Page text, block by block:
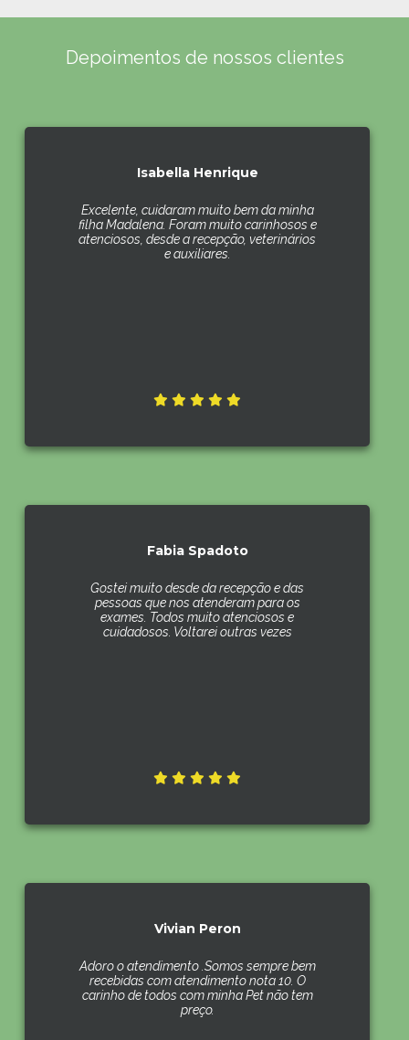
Depoimentos de nossos clientes
Isabella Henrique
Excelente, cuidaram muito bem da minha
filha Madalena. Foram muito carinhosos e
atenciosos, desde a recepção, veterinários
e auxiliares.
Fabia Spadoto
Gostei muito desde da recepção e das
pessoas que nos atenderam para os
exames. Todos muito atenciosos e
cuidadosos. Voltarei outras vezes
Vivian Peron
Adoro o atendimento .Somos sempre bem
recebidas com atendimento nota 10. O
carinho de todos com minha Pet não tem
preço.